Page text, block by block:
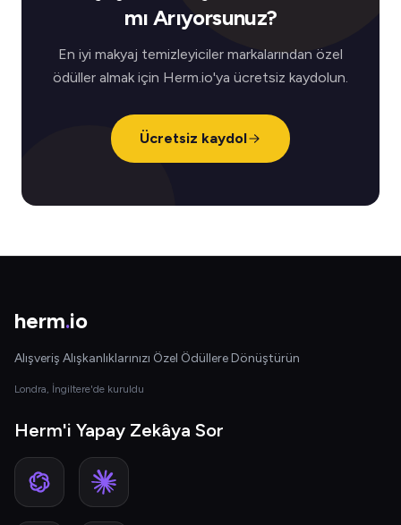
mı Arıyorsunuz?
En iyi makyaj temizleyiciler markalarından özel
ödüller almak için Herm.io'ya ücretsiz kaydolun.
Ücretsiz kaydol
herm.io
Alışveriş Alışkanlıklarınızı Özel Ödüllere Dönüştürün
Londra, İngiltere'de kuruldu
Herm'i Yapay Zekâya Sor